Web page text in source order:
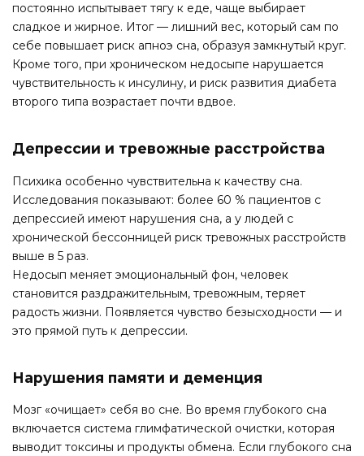
постоянно испытывает тягу к еде, чаще выбирает
сладкое и жирное. Итог — лишний вес, который сам по
себе повышает риск апноэ сна, образуя замкнутый круг.
Кроме того, при хроническом недосыпе нарушается
чувствительность к инсулину, и риск развития диабета
второго типа возрастает почти вдвое.
Депрессии и тревожные расстройства
Психика особенно чувствительна к качеству сна.
Исследования показывают: более 60 % пациентов с
депрессией имеют нарушения сна, а у людей с
хронической бессонницей риск тревожных расстройств
выше в 5 раз.
Недосып меняет эмоциональный фон, человек
становится раздражительным, тревожным, теряет
радость жизни. Появляется чувство безысходности — и
это прямой путь к депрессии.
Нарушения памяти и деменция
Мозг «очищает» себя во сне. Во время глубокого сна
включается система глимфатической очистки, которая
выводит токсины и продукты обмена. Если глубокого сна